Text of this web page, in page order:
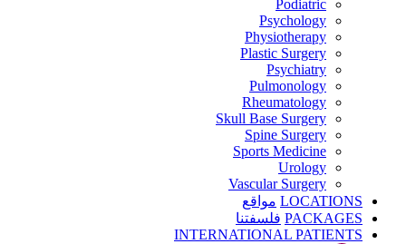
Podiatric
Psychology
Physiotherapy
Plastic Surgery
Psychiatry
Pulmonology
Rheumatology
Skull Base Surgery
Spine Surgery
Sports Medicine
Urology
Vascular Surgery
LOCATIONS مواقع
PACKAGES فلسفتنا
INTERNATIONAL PATIENTS